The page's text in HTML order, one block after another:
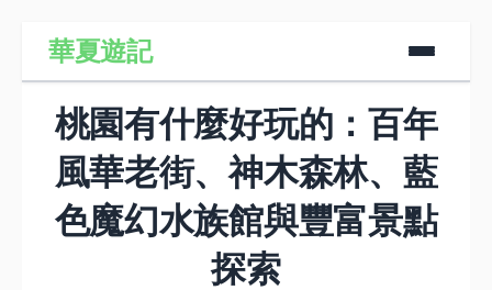
華夏遊記
桃園有什麼好玩的：百年
風華老街、神木森林、藍
色魔幻水族館與豐富景點
探索